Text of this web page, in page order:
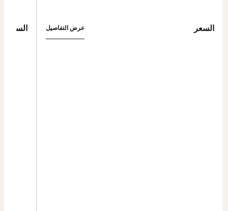
السعر عرض التفاصيل السعر